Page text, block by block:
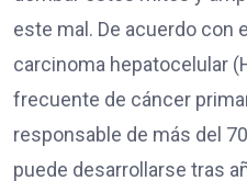
este mal. De acuerdo con
carcinoma hepatocelular
frecuente de cáncer
responsable de más del
puede desarrollarse tras